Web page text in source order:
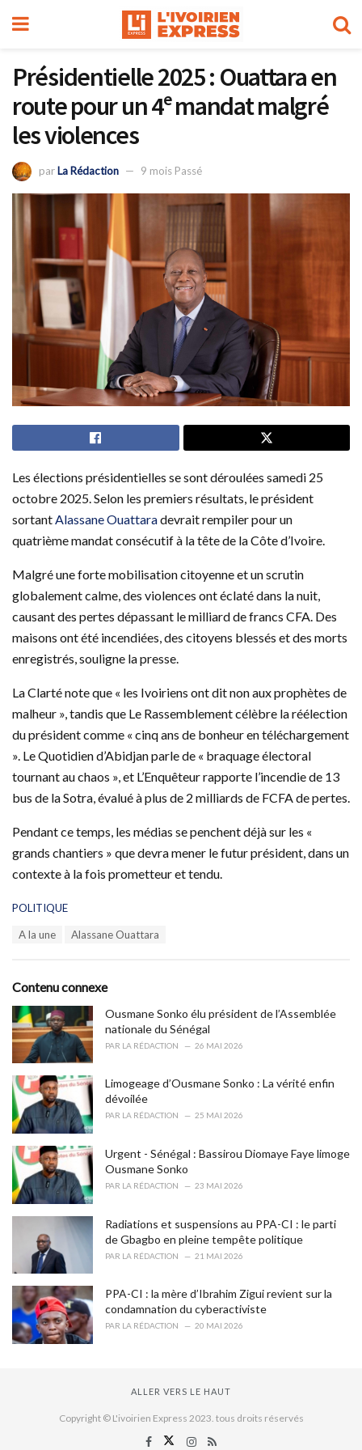
Présidentielle 2025 : Ouattara en
route pour un 4ᵉ mandat malgré
les violences
parLa Rédaction 9 mois Passé
Les élections présidentielles se sont déroulées samedi 25
octobre 2025. Selon les premiers résultats, le président
sortantAlassane Ouattaradevrait rempiler pour un
quatrième mandat consécutif à la tête de la Côte d’Ivoire.
Malgré une forte mobilisation citoyenne et un scrutin
globalement calme, des violences ont éclaté dans la nuit,
causant des pertes dépassant le milliard de francs CFA. Des
maisons ont été incendiées, des citoyens blessés et des morts
enregistrés, souligne la presse.
La Clarté note que « les Ivoiriens ont dit non aux prophètes de
malheur », tandis que Le Rassemblement célèbre la réélection
du président comme « cinq ans de bonheur en téléchargement
». Le Quotidien d’Abidjan parle de « braquage électoral
tournant au chaos », et L’Enquêteur rapporte l’incendie de 13
bus de la Sotra, évalué à plus de 2 milliards de FCFA de pertes.
Pendant ce temps, les médias se penchent déjà sur les «
grands chantiers » que devra mener le futur président, dans un
contexte à la fois prometteur et tendu.
C
o
r
i
e
s
POLITIQUE
:
A la une Alassane Ouattara
Contenu connexe
Ousmane Sonko élu président de l’Assemblée
nationale du Sénégal
PAR LA RÉDACTION 26 MAI 2026
Limogeage d’Ousmane Sonko : La vérité enfin
dévoilée
PAR LA RÉDACTION 25 MAI 2026
Urgent - Sénégal : Bassirou Diomaye Faye limoge
Ousmane Sonko
PAR LA RÉDACTION 23 MAI 2026
Radiations et suspensions au PPA-CI : le parti
de Gbagbo en pleine tempête politique
PAR LA RÉDACTION 21 MAI 2026
PPA-CI : la mère d’Ibrahim Zigui revient sur la
condamnation du cyberactiviste
PAR LA RÉDACTION 20 MAI 2026
ALLER VERS LE HAUT
Copyright © L'ivoirien Express 2023. tous droits réservés